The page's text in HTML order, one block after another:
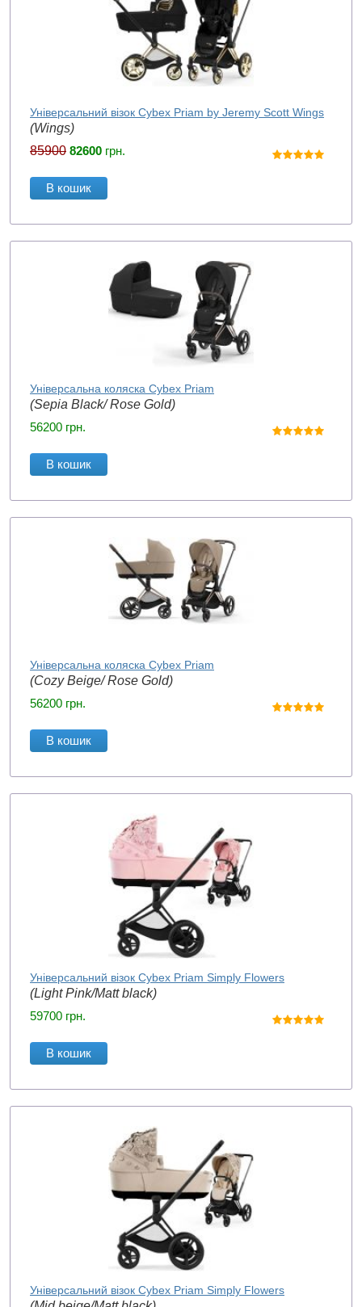
Універсальний візок Cybex Priam by Jeremy Scott Wings
(Wings)
85900 82600 грн.
В кошик
Універсальна коляска Cybex Priam
(Sepia Black/ Rose Gold)
56200 грн.
В кошик
Універсальна коляска Cybex Priam
(Cozy Beige/ Rose Gold)
56200 грн.
В кошик
Універсальний візок Cybex Priam Simply Flowers
(Light Pink/Matt black)
59700 грн.
В кошик
Універсальний візок Cybex Priam Simply Flowers